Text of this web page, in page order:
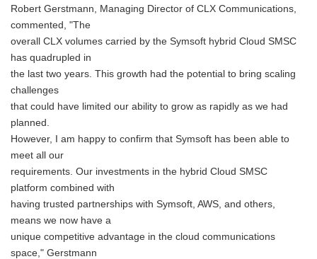
Robert Gerstmann, Managing Director of CLX Communications,
commented, "The
overall CLX volumes carried by the Symsoft hybrid Cloud SMSC
has quadrupled in
the last two years. This growth had the potential to bring scaling
challenges
that could have limited our ability to grow as rapidly as we had
planned.
However, I am happy to confirm that Symsoft has been able to
meet all our
requirements. Our investments in the hybrid Cloud SMSC
platform combined with
having trusted partnerships with Symsoft, AWS, and others,
means we now have a
unique competitive advantage in the cloud communications
space," Gerstmann